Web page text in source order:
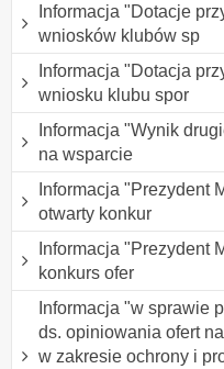
Informacja "Dotacje
wniosków klubów sp
Informacja "Dotacja
wniosku klubu spor
Informacja "Wynik
na wsparcie
Informacja "Prezydent
otwarty konkur
Informacja "Prezydent
konkurs ofer
Informacja "w sprawie
ds. opiniowania ofert
w zakresie ochrony i